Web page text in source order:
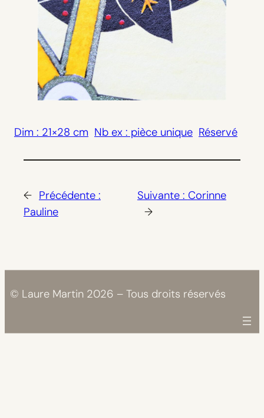
Dim : 21×28 cm Nb ex : pièce unique Réservé
← Précédente :
Pauline
Suivante : Corinne
→
© Laure Martin 2026 – Tous droits réservés